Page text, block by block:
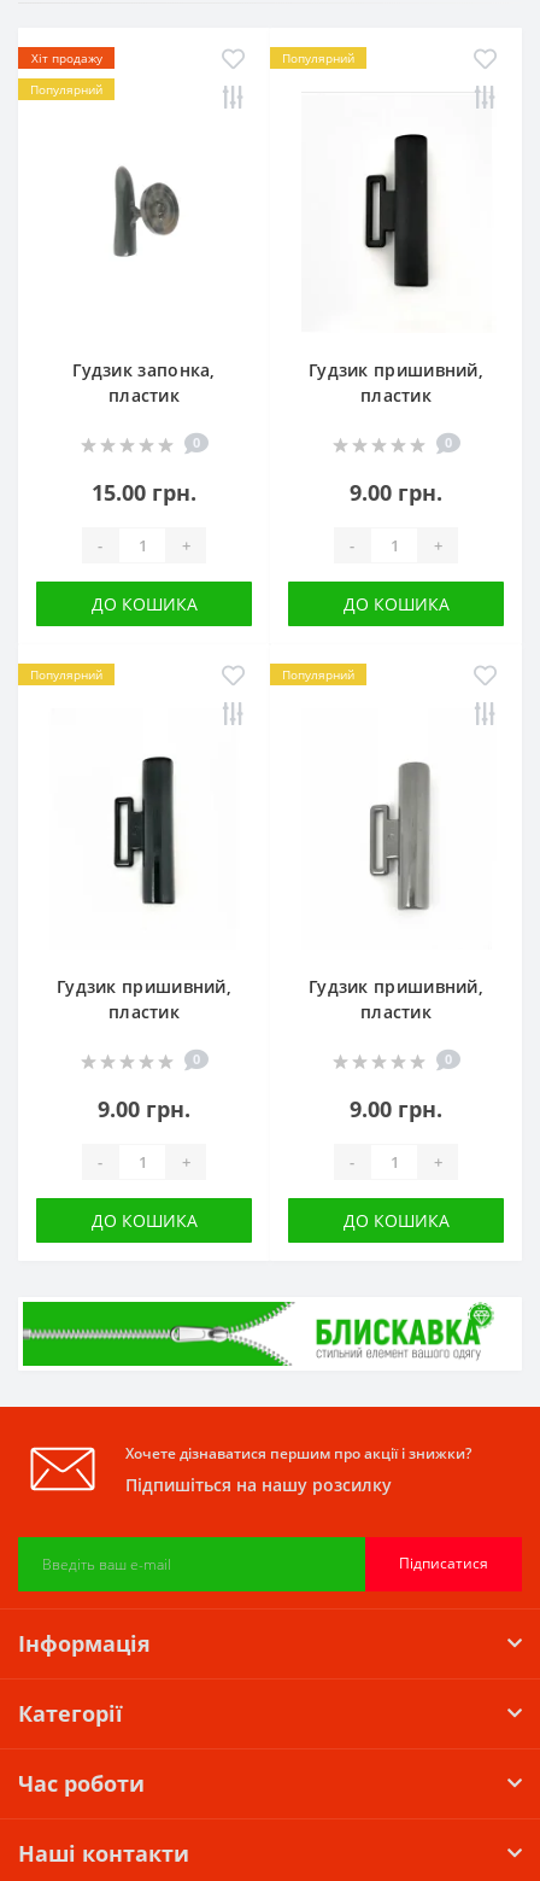
Хіт продажу
Популярний
Гудзик запонка,
пластик
0
15.00 грн.
- +
ДО КОШИКА
Популярний
Гудзик пришивний,
пластик
0
9.00 грн.
- +
ДО КОШИКА
Популярний
Гудзик пришивний,
пластик
0
9.00 грн.
- +
ДО КОШИКА
Популярний
Гудзик пришивний,
пластик
0
9.00 грн.
- +
ДО КОШИКА
Хочете дізнаватися першим про акції і знижки?
Підпишіться на нашу розсилку
Підписатися
Інформація
Категорії
Час роботи
Наші контакти